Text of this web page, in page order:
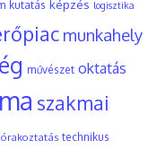
kutatás képzés logisztika
munkahely
művészet oktatás
szakmai
technikus